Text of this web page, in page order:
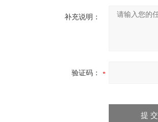
补充说明：
验证码：